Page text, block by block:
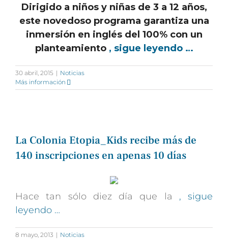
Dirigido a niños y niñas de 3 a 12 años,
este novedoso programa garantiza una
inmersión en inglés del 100% con un
planteamiento , sigue leyendo …
30 abril, 2015 | Noticias
Más información
La Colonia Etopia_Kids recibe más de
140 inscripciones en apenas 10 días
Hace tan sólo diez día que la , sigue
leyendo …
8 mayo, 2013 | Noticias